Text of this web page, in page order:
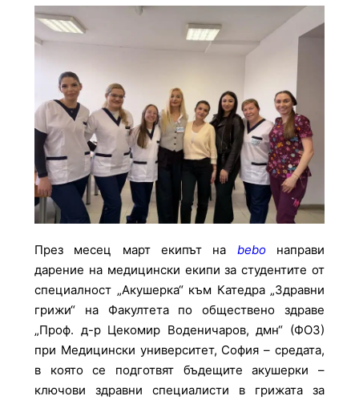
През месец март екипът на beboнаправи
дарение на медицински екипи за студентите от
специалност „Акушерка“ към Катедра „Здравни
грижи“ на Факултета по обществено здраве
„Проф. д-р Цекомир Воденичаров, дмн“ (ФОЗ)
при Медицински университет, София – средата,
в която се подготвят бъдещите акушерки –
ключови здравни специалисти в грижата за